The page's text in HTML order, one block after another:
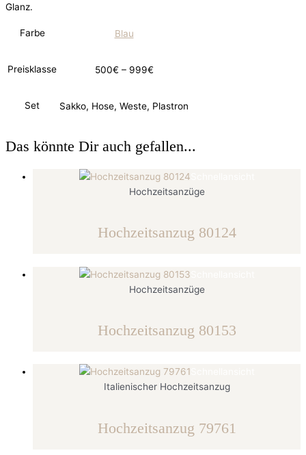
Glanz.
Farbe Blau
Preisklasse 500€ – 999€
Set Sakko, Hose, Weste, Plastron
Das könnte Dir auch gefallen...
Hochzeitsanzüge
Hochzeitsanzug 80124
Hochzeitsanzüge
Hochzeitsanzug 80153
Italienischer Hochzeitsanzug
Hochzeitsanzug 79761